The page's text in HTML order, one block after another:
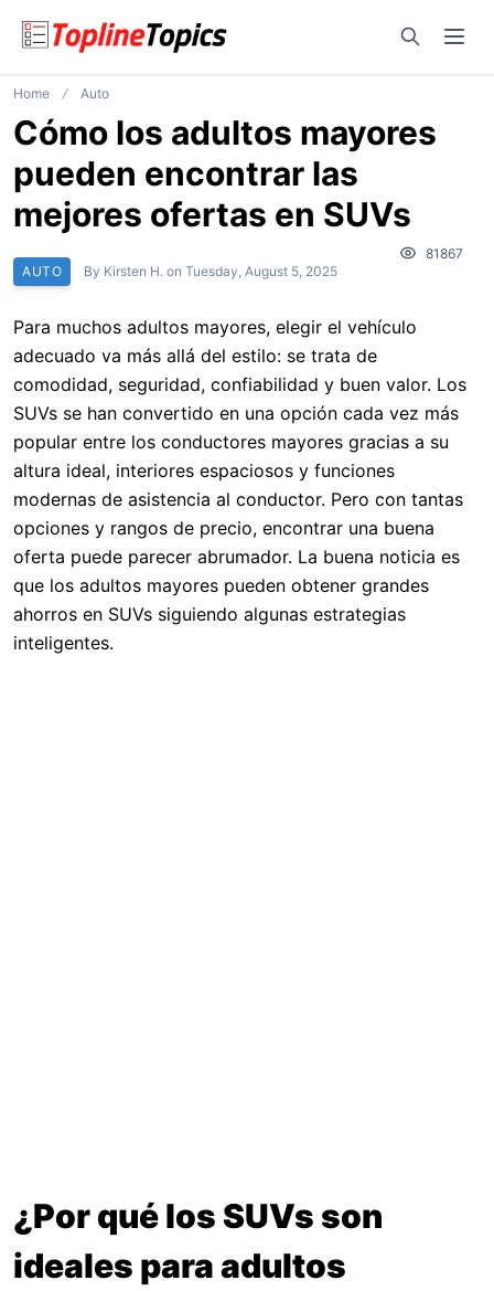
Open
Home Auto
Cómo los adultos mayores
pueden encontrar las
mejores ofertas en SUVs
AUTO By Kirsten H. on Tuesday, August 5, 2025
81867
Para muchos adultos mayores, elegir el vehículo
adecuado va más allá del estilo: se trata de
comodidad, seguridad, confiabilidad y buen valor. Los
SUVs se han convertido en una opción cada vez más
popular entre los conductores mayores gracias a su
altura ideal, interiores espaciosos y funciones
modernas de asistencia al conductor. Pero con tantas
opciones y rangos de precio, encontrar una buena
oferta puede parecer abrumador. La buena noticia es
que los adultos mayores pueden obtener grandes
ahorros en SUVs siguiendo algunas estrategias
inteligentes.
¿Por qué los SUVs son
ideales para adultos